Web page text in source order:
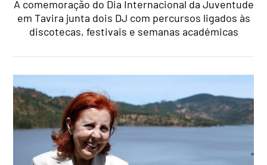
A comemoração do Dia Internacional da Juventude
em Tavira junta dois DJ com percursos ligados às
discotecas, festivais e semanas académicas